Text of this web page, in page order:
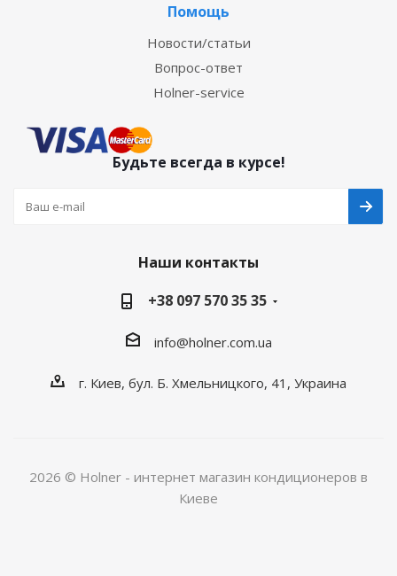
Помощь
Новости/статьи
Вопрос-ответ
Holner-service
Будьте всегда в курсе!
Наши контакты
+38 097 570 35 35
info@holner.com.ua
г. Киев, бул. Б. Хмельницкого, 41, Украина
2026 © Holner - интернет магазин кондиционеров в
Киеве